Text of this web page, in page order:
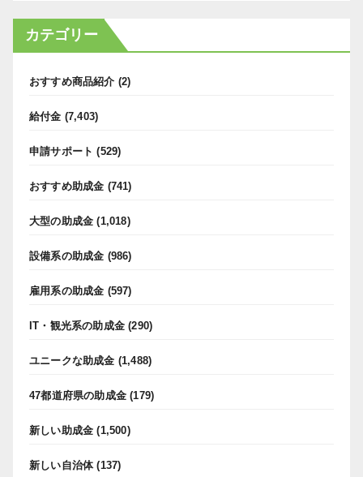
カテゴリー
おすすめ商品紹介 (2)
給付金 (7,403)
申請サポート (529)
おすすめ助成金 (741)
大型の助成金 (1,018)
設備系の助成金 (986)
雇用系の助成金 (597)
IT・観光系の助成金 (290)
ユニークな助成金 (1,488)
47都道府県の助成金 (179)
新しい助成金 (1,500)
新しい自治体(137)